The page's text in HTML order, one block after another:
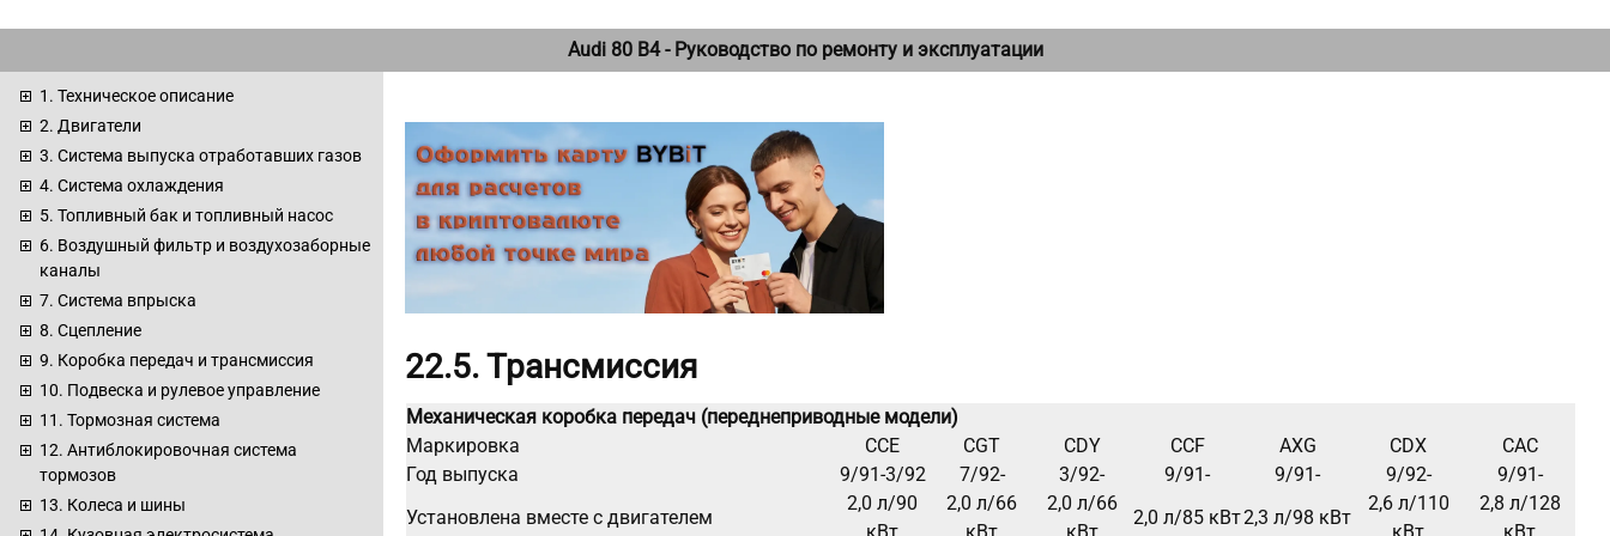
Audi 80 B4 - Руководство по ремонту и эксплуатации
1. Техническое описание
2. Двигатели
3. Система выпуска отработавших газов
4. Система охлаждения
5. Топливный бак и топливный насос
6. Воздушный фильтр и воздухозаборные
каналы
7. Система впрыска
8. Сцепление
9. Коробка передач и трансмиссия
10. Подвеска и рулевое управление
11. Тормозная система
12. Антиблокировочная система
тормозов
13. Колеса и шины
22.5. Трансмиссия
Механическая коробка передач (переднеприводные модели)
Маркировка
ССЕ CGT CDY CCF AXG CDX
CAC
Год выпуска
9/91-3/92 7/92- 3/92- 9/91- 9/91- 9/92-
9/91-
Установлена вместе с двигателем
2,0 л/90
кВт
2,0 л/66
кВт
2,0 л/66
кВт
2,0 л/85 кВт2,3 л/98 кВт
2,6 л/110
кВт
2,8 л/128
кВт